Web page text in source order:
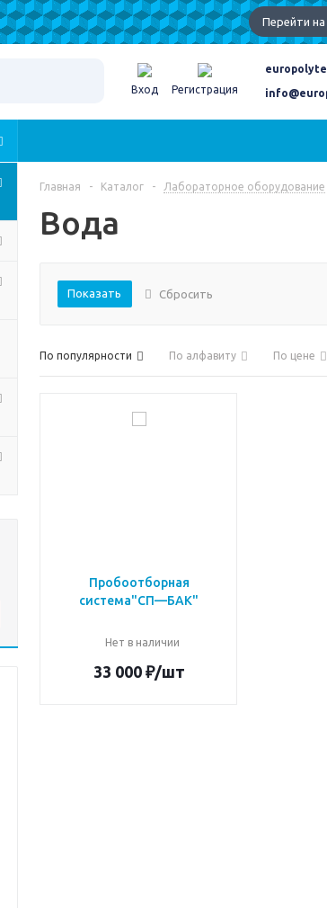
Перейти
Вход Регистрация
Главная - Каталог - Лабораторное оборудование
Вода
Показать Сбросить
По популярности По алфавиту По цене
Пробоотборная
система"СП—БАК"
Нет в наличии
33 000₽/шт